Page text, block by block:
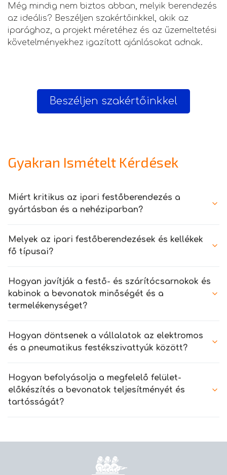
Még mindig nem biztos abban, melyik berendezés
az ideális? Beszéljen szakértőinkkel, akik az
iparághoz, a projekt méretéhez és az üzemeltetési
követelményekhez igazított ajánlásokat adnak.
Beszéljen szakértőinkkel
Gyakran Ismételt Kérdések
Miért kritikus az ipari festőberendezés a
gyártásban és a nehéziparban?
Melyek az ipari festőberendezések és kellékek
fő típusai?
Hogyan javítják a festő- és szárítócsarnokok és
kabinok a bevonatok minőségét és a
termelékenységet?
Hogyan döntsenek a vállalatok az elektromos
és a pneumatikus festékszivattyúk között?
Hogyan befolyásolja a megfelelő felület-
előkészítés a bevonatok teljesítményét és
tartósságát?